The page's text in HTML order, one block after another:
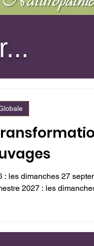
: les dimanches 27